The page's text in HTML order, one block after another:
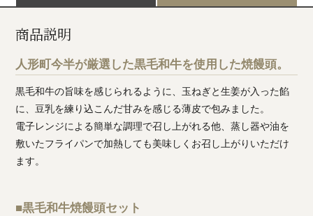
商品説明
人形町今半が厳選した黒毛和牛を使用した焼饅頭。
黒毛和牛の旨味を感じられるように、玉ねぎと生姜が入った餡
に、豆乳を練り込こんだ甘みを感じる薄皮で包みました。
電子レンジによる簡単な調理で召し上がれる他、蒸し器や油を
敷いたフライパンで加熱しても美味しくお召し上がりいただけ
ます。
■黒毛和牛焼饅頭セット